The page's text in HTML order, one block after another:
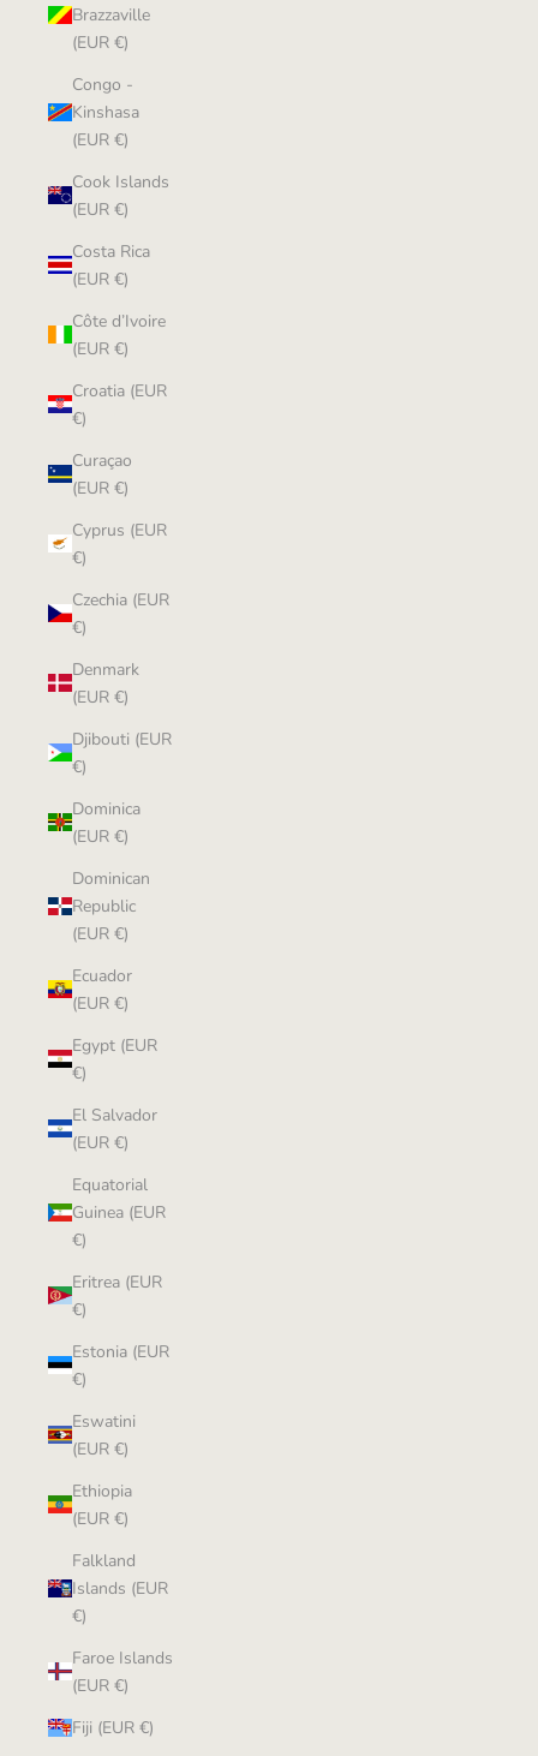
Brazzaville
(EUR €)
Congo -
Kinshasa
(EUR €)
Cook Islands
(EUR €)
Costa Rica
(EUR €)
Côte d’Ivoire
(EUR €)
Croatia (EUR
€)
Curaçao
(EUR €)
Cyprus (EUR
€)
Czechia (EUR
€)
Denmark
(EUR €)
Djibouti (EUR
€)
Dominica
(EUR €)
Dominican
Republic
(EUR €)
Ecuador
(EUR €)
Egypt (EUR
€)
El Salvador
(EUR €)
Equatorial
Guinea (EUR
€)
Eritrea (EUR
€)
Estonia (EUR
€)
Eswatini
(EUR €)
Ethiopia
(EUR €)
Falkland
Islands (EUR
€)
Faroe Islands
(EUR €)
Fiji (EUR €)